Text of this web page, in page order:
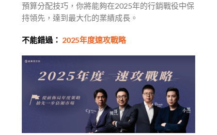
預算分配技巧，你將能夠在2025年的行銷戰役中保
持領先，達到最大化的業績成長。
不能錯過： 2025年度速攻戰略